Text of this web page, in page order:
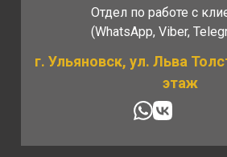
Отдел по работе с
(WhatsApp, Viber,
г. Ульяновск, ул. Льва
этаж